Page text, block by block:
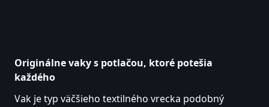
Originálne vaky s potlačou, ktoré potešia
každého
Vak je typ väčšieho textilného vrecka podobný